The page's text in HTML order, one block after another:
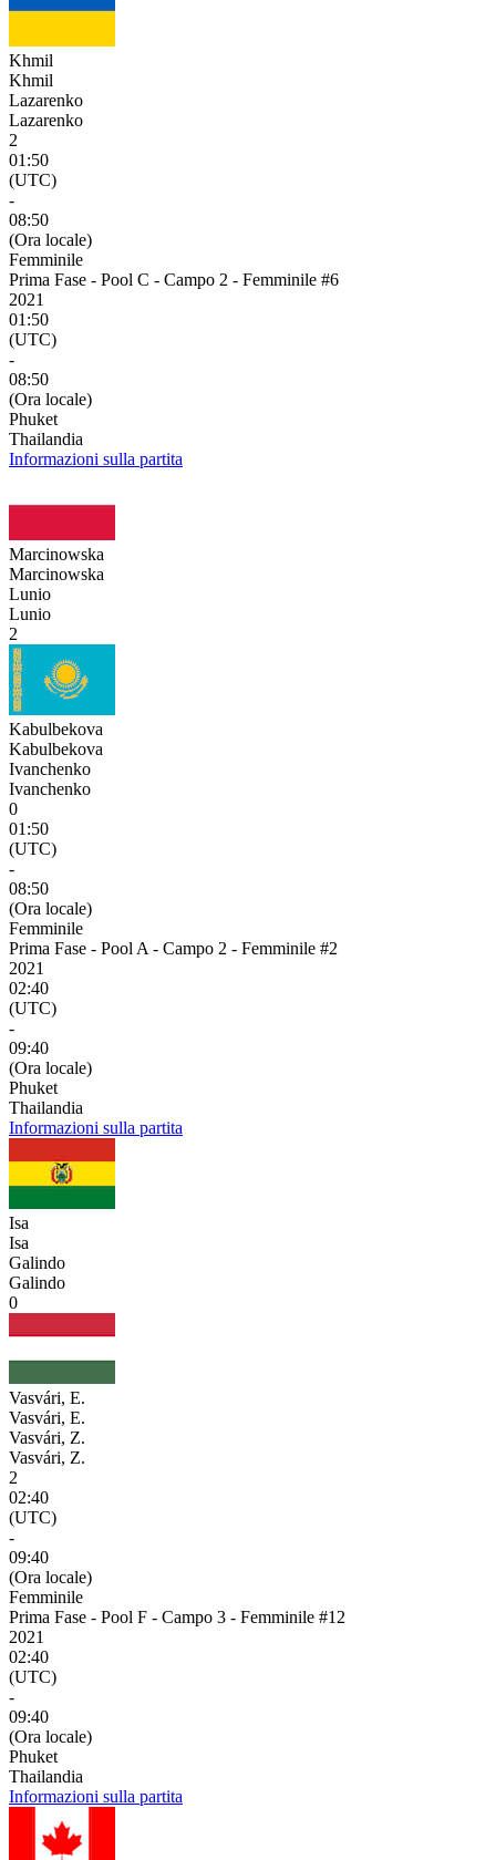
Khmil
Khmil
Lazarenko
Lazarenko
2
01:50
(UTC)
-
08:50
(Ora locale)
Femminile
Prima Fase - Pool C - Campo 2 - Femminile #6
2021
01:50
(UTC)
-
08:50
(Ora locale)
Phuket
Thailandia
Informazioni sulla partita
Marcinowska
Marcinowska
Lunio
Lunio
2
Kabulbekova
Kabulbekova
Ivanchenko
Ivanchenko
0
01:50
(UTC)
-
08:50
(Ora locale)
Femminile
Prima Fase - Pool A - Campo 2 - Femminile #2
2021
02:40
(UTC)
-
09:40
(Ora locale)
Phuket
Thailandia
Informazioni sulla partita
Isa
Isa
Galindo
Galindo
0
Vasvári, E.
Vasvári, E.
Vasvári, Z.
Vasvári, Z.
2
02:40
(UTC)
-
09:40
(Ora locale)
Femminile
Prima Fase - Pool F - Campo 3 - Femminile #12
2021
02:40
(UTC)
-
09:40
(Ora locale)
Phuket
Thailandia
Informazioni sulla partita